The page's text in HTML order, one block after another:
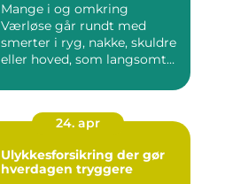
Mange i og omkring
Værløse går rundt med
smerter i ryg, nakke, skuldre
eller hoved, som langsomt
24. apr
Ulykkesforsikring der gør
hverdagen tryggere